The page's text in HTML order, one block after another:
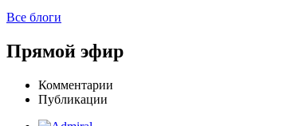
Все блоги
Прямой эфир
Комментарии
Публикации